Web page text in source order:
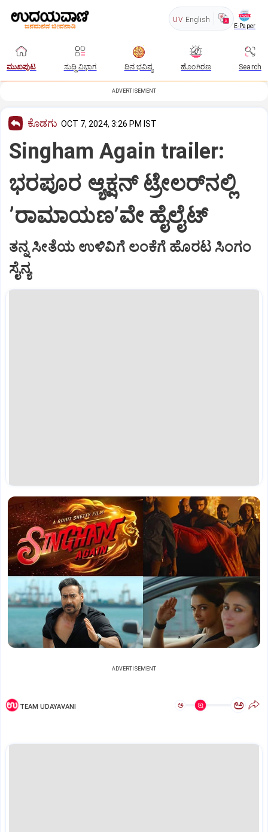
UV English
E-Paper
ಮುಖಪುಟ ಸುದ್ದಿ ವಿಭಾಗ ದಿನ ಭವಿಷ್ಯ ಹೊಂಗಿರಣ Search
ADVERTISEMENT
ಕೊಡಗು OCT 7, 2024, 3:26 PM IST
Singham Again trailer:
ಭರಪೂರ ಆ್ಯಕ್ಷನ್ ಟ್ರೇಲರ್‌ನಲ್ಲಿ
ʼರಾಮಾಯಣʼವೇ ಹೈಲೈಟ್
ತನ್ನ ಸೀತೆಯ ಉಳಿವಿಗೆ ಲಂಕೆಗೆ ಹೊರಟ ಸಿಂಗಂ
ಸೈನ್ಯ
ADVERTISEMENT
TEAM UDAYAVANI ಅ ಅ